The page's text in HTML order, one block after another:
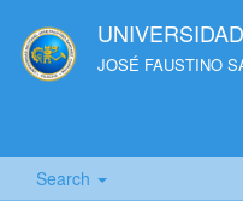
JOSÉ FAUSTINO
Search